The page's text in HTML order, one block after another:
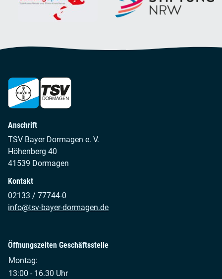
Anschrift
TSV Bayer Dormagen e. V.
Höhenberg 40
41539 Dormagen
Kontakt
02133 / 77744-0
info@tsv-bayer-dormagen.de
Öffnungszeiten Geschäftsstelle
Montag:
13:00 - 16.30 Uhr